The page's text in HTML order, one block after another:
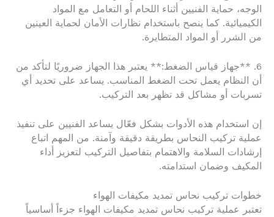
الوجه، حماية الفنيين أثناء اللحام أو التعامل مع المواد
الكيميائية. كما ينصح باستخدام نظارات الأمان لحماية العينين
من الشرر أو المواد المتطايرة.
6. **جهاز قياس الضغط:** يعتبر هذا الجهاز ضروريًا لتأكد من
أن النظام يعمل تحت الضغط المناسب. يساعد على تحديد أي
تسربات أو مشاكل قد تظهر بعد التركيب.
إن استخدام هذه الأدوات بشكل فعّال يساعد الفنيين على تنفيذ
عملية تركيب النحاس بطريقة دقيقة وآمنة. من المهم اتباع
إرشادات السلامة والاهتمام بتفاصيل التركيب لتعزيز أداء
المكيف وضمان استدامته.
خطوات تركيب نحاس تمديد مكيفات الهواء
تعتبر عملية تركيب نحاس تمديد مكيفات الهواء جزءاً أساسياً